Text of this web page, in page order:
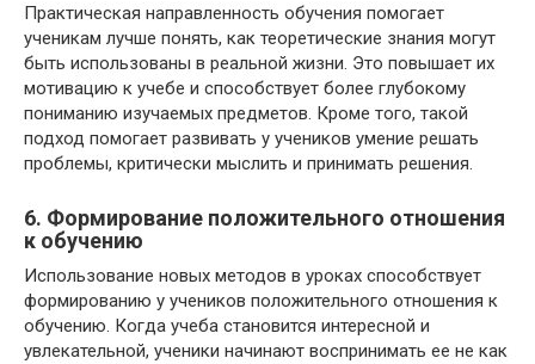
Практическая направленность обучения помогает
ученикам лучше понять, как теоретические знания могут
быть использованы в реальной жизни. Это повышает их
мотивацию к учебе и способствует более глубокому
пониманию изучаемых предметов. Кроме того, такой
подход помогает развивать у учеников умение решать
проблемы, критически мыслить и принимать решения.
6. Формирование положительного отношения
к обучению
Использование новых методов в уроках способствует
формированию у учеников положительного отношения к
обучению. Когда учеба становится интересной и
увлекательной, ученики начинают воспринимать ее не как